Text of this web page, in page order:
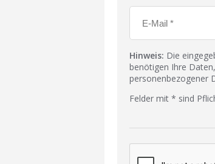
Hinweis: Die
benötigen Ihre
personenbezogener
Felder mit * sind